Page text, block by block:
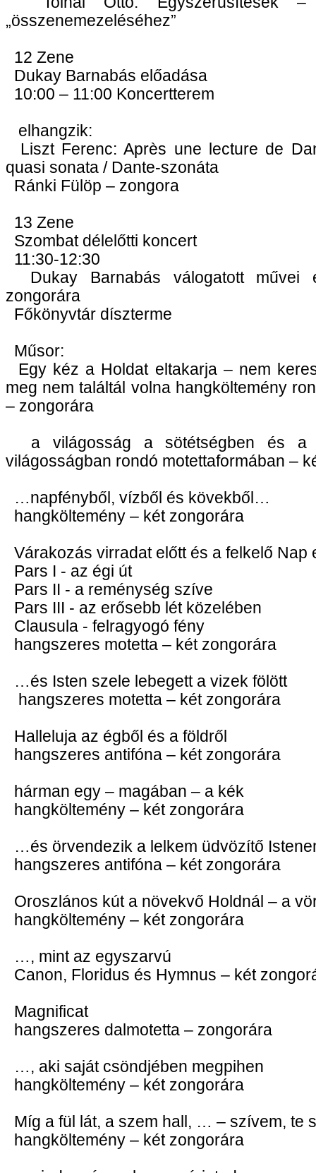
„összenemezeléséhez”
12 Zene
Dukay Barnabás előadása
10:00 – 11:00 Koncertterem
elhangzik:
Liszt Ferenc: Après une lecture de
quasi sonata / Dante-szonáta
Ránki Fülöp – zongora
13 Zene
Szombat délelőtti koncert
11:30-12:30
Dukay Barnabás válogatott művei
zongorára
Főkönyvtár díszterme
Műsor:
Egy kéz a Holdat eltakarja – nem
meg nem találtál volna hangköltemény
– zongorára
a világosság a sötétségben és a
világosságban rondó motettaformában –
…napfényből, vízből és kövekből…
hangköltemény – két zongorára
Várakozás virradat előtt és a felkelő Nap
Pars I - az égi út
Pars II - a reménység szíve
Pars III - az erősebb lét közelében
Clausula - felragyogó fény
hangszeres motetta – két zongorára
…és Isten szele lebegett a vizek fölött
hangszeres motetta – két zongorára
Halleluja az égből és a földről
hangszeres antifóna – két zongorára
hárman egy – magában – a kék
hangköltemény – két zongorára
…és örvendezik a lelkem üdvözítő
hangszeres antifóna – két zongorára
Oroszlános kút a növekvő Holdnál – a
hangköltemény – két zongorára
…, mint az egyszarvú
Canon, Floridus és Hymnus – két
Magnificat
hangszeres dalmotetta – zongorára
…, aki saját csöndjében megpihen
hangköltemény – két zongorára
Míg a fül lát, a szem hall, … – szívem, te
hangköltemény – két zongorára